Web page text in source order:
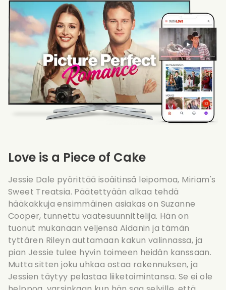
Love is a Piece of Cake
Jessie Dale pyörittää isoäitinsä leipomoa, Miriam's
Sweet Treatsia. Päätettyään alkaa tehdä
hääkakkuja ensimmäinen asiakas on Suzanne
Cooper, tunnettu vaatesuunnittelija. Hän on
tuonut mukanaan veljensä Aidanin ja tämän
tyttären Rileyn auttamaan kakun valinnassa, ja
pian Jessie tulee hyvin toimeen heidän kanssaan.
Mutta sitten joku uhkaa ostaa rakennuksen, ja
Jessien täytyy pelastaa liiketoimintansa. Se ei ole